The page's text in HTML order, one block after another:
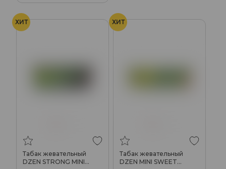
ХИТ
Табак жевательный
DZEN STRONG MINI
ХИТ
Табак жевательный
DZEN MINI SWEET